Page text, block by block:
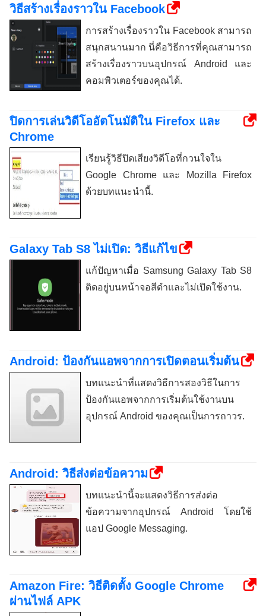
วิธีสร้างเรื่องราวใน Facebook
การสร้างเรื่องราวใน Facebook สามารถ
สนุกสนานมาก นี่คือวิธีการที่คุณสามารถ
สร้างเรื่องราวบนอุปกรณ์ Android และ
คอมพิวเตอร์ของคุณได้.
ปิดการเล่นวิดีโออัตโนมัติใน Firefox และ
Chrome
เรียนรู้วิธีปิดเสียงวิดีโอที่กวนใจใน
Google Chrome และ Mozilla Firefox
ด้วยบทแนะนำนี้.
Galaxy Tab S8 ไม่เปิด: วิธีแก้ไข
แก้ปัญหาเมื่อ Samsung Galaxy Tab S8
ติดอยู่บนหน้าจอสีดำและไม่เปิดใช้งาน.
Android: ป้องกันแอพจากการเปิดตอนเริ่มต้น
บทแนะนำที่แสดงวิธีการสองวิธีในการ
ป้องกันแอพจากการเริ่มต้นใช้งานบน
อุปกรณ์ Android ของคุณเป็นการถาวร.
Android: วิธีส่งต่อข้อความ
บทแนะนำนี้จะแสดงวิธีการส่งต่อ
ข้อความจากอุปกรณ์ Android โดยใช้
แอป Google Messaging.
Amazon Fire: วิธีติดตั้ง Google Chrome
ผ่านไฟล์ APK